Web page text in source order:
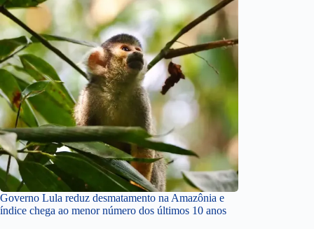
Governo Lula reduz desmatamento na Amazônia e
índice chega ao menor número dos últimos 10 anos